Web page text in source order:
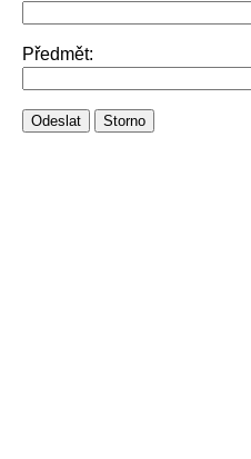
Předmět:
Odeslat Storno